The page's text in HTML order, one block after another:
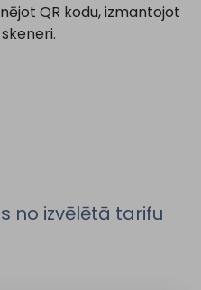
QR kodu, izmantojot
no izvēlētā tarifu